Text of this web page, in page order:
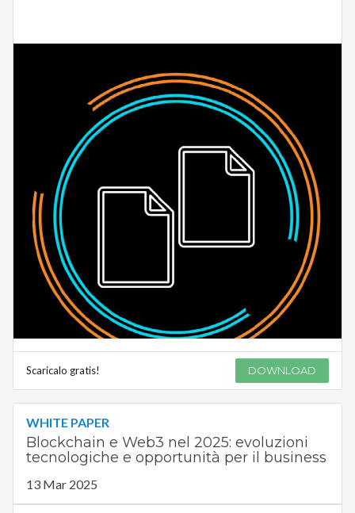
Scaricalo gratis! DOWNLOAD
WHITE PAPER
Blockchain e Web3 nel 2025: evoluzioni
tecnologiche e opportunità per il business
13 Mar 2025